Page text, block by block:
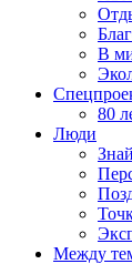
В
80
Люди
Между